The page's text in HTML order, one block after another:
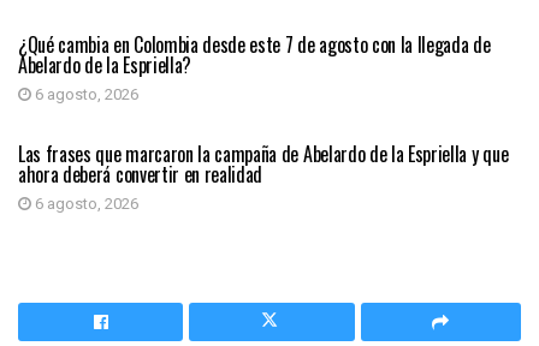
¿Qué cambia en Colombia desde este 7 de agosto con la llegada de
Abelardo de la Espriella?
6 agosto, 2026
PRIMER PLANO
Las frases que marcaron la campaña de Abelardo de la Espriella y que
ahora deberá convertir en realidad
6 agosto, 2026